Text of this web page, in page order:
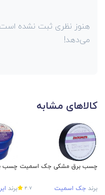
هنوز نظری ثبت نشده
می‌دهد!
کالاهای مشابه
چسب برق مشکی جک اسمیت
برند جک اسمیت 4.7
چسب
برند